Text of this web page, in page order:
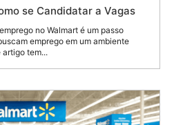
se Candidatar a Vagas
no Walmart é um passo
emprego em um ambiente
tem...